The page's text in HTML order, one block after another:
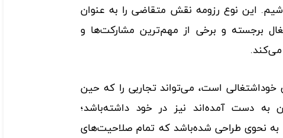
این نوع رزومه نقش متقاضی را به عنوان
برجسته و برخی از مهم‌ترین مشارکت‌ها و
می‌کند.
است، می‌تواند تجاربی را که حین
به دست آمده‌اند نیز در خود داشته‌باشد؛
نحوی طراحی شده‌باشد که تمام صلاحیت‌های